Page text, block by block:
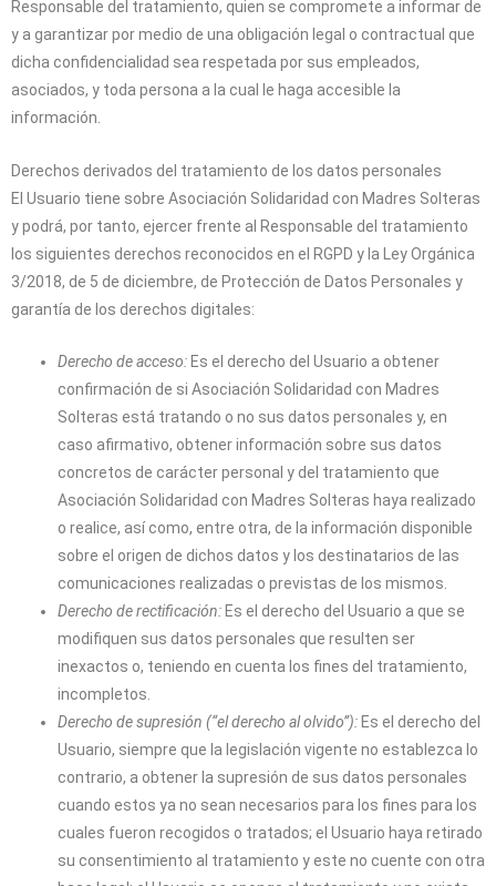
Responsable del tratamiento, quien se compromete a informar de
y a garantizar por medio de una obligación legal o contractual que
dicha confidencialidad sea respetada por sus empleados,
asociados, y toda persona a la cual le haga accesible la
información.
Derechos derivados del tratamiento de los datos personales
El Usuario tiene sobre Asociación Solidaridad con Madres Solteras
y podrá, por tanto, ejercer frente al Responsable del tratamiento
los siguientes derechos reconocidos en el RGPD y la Ley Orgánica
3/2018, de 5 de diciembre, de Protección de Datos Personales y
garantía de los derechos digitales:
Derecho de acceso: Es el derecho del Usuario a obtener
confirmación de si Asociación Solidaridad con Madres
Solteras está tratando o no sus datos personales y, en
caso afirmativo, obtener información sobre sus datos
concretos de carácter personal y del tratamiento que
Asociación Solidaridad con Madres Solteras haya realizado
o realice, así como, entre otra, de la información disponible
sobre el origen de dichos datos y los destinatarios de las
comunicaciones realizadas o previstas de los mismos.
Derecho de rectificación: Es el derecho del Usuario a que se
modifiquen sus datos personales que resulten ser
inexactos o, teniendo en cuenta los fines del tratamiento,
incompletos.
Derecho de supresión (“el derecho al olvido”): Es el derecho del
Usuario, siempre que la legislación vigente no establezca lo
contrario, a obtener la supresión de sus datos personales
cuando estos ya no sean necesarios para los fines para los
cuales fueron recogidos o tratados; el Usuario haya retirado
su consentimiento al tratamiento y este no cuente con otra